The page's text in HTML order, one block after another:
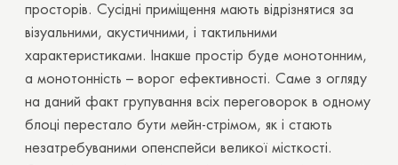
просторів. Сусідні приміщення мають відрізнятися за
візуальними, акустичними, і тактильними
характеристиками. Інакше простір буде монотонним,
а монотонність – ворог ефективності. Саме з огляду
на даний факт групування всіх переговорок в одному
блоці перестало бути мейн-стрімом, як і стають
незатребуваними опенспейси великої місткості.